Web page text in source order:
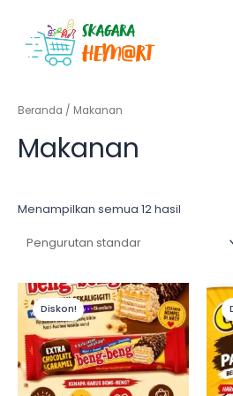
konten
Beranda / Makanan
Makanan
Menampilkan semua 12 hasil
Diskon!